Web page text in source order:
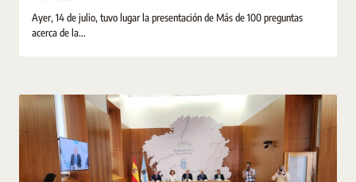
Ayer, 14 de julio, tuvo lugar la presentación de Más de 100 preguntas
acerca de la...